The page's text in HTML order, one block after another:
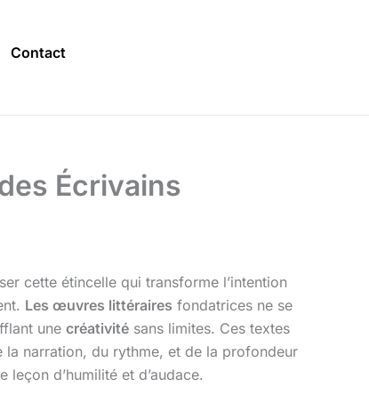
Contact
Écrivains
cette étincelle qui transforme l’intention
Les œuvres littéraires fondatrices ne se
une créativité sans limites. Ces textes
la narration, du rythme, et de la profondeur
d’humilité et d’audace.